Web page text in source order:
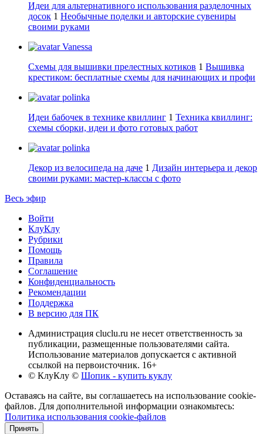
Идеи для альтернативного использования разделочных
досок 1 Необычные поделки и авторские сувениры
своими руками
Vanessa
Схемы для вышивки прелестных котиков 1 Вышивка
крестиком: бесплатные схемы для начинающих и профи
polinka
Идеи бабочек в технике квиллинг 1 Техника квиллинг:
схемы сборки, идеи и фото готовых работ
polinka
Декор из велосипеда на даче 1 Дизайн интерьера и декор
своими руками: мастер-классы с фото
Весь эфир
Войти
КлуКлу
Рубрики
Помощь
Правила
Соглашение
Конфиденциальность
Рекомендации
Поддержка
В версию для ПК
Администрация cluclu.ru не несет ответственность за
публикации, размещенные пользователями сайта.
Использование материалов допускается с активной
ссылкой на первоисточник. 16+
© КлуКлу © Шопик - купить куклу
Оставаясь на сайте, вы соглашаетесь на использование cookie-
файлов. Для дополнительной информации ознакомьтесь:
Политика использования cookie-файлов
Принять